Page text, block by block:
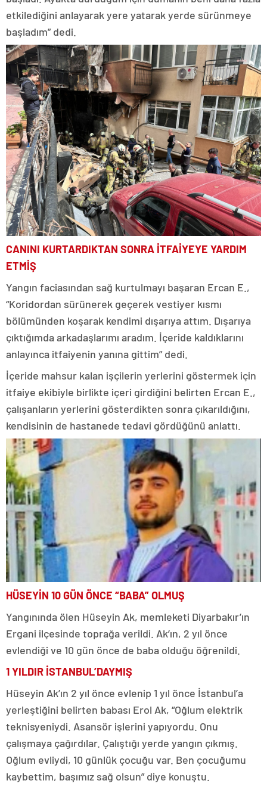
etkilediğini anlayarak yere yatarak yerde sürünmeye
başladım” dedi.
CANINI KURTARDIKTAN SONRA İTFAİYEYE YARDIM
ETMİŞ
Yangın faciasından sağ kurtulmayı başaran Ercan E.,
“Koridordan sürünerek geçerek vestiyer kısmı
bölümünden koşarak kendimi dışarıya attım. Dışarıya
çıktığımda arkadaşlarımı aradım. İçeride kaldıklarını
anlayınca itfaiyenin yanına gittim” dedi.
İçeride mahsur kalan işçilerin yerlerini göstermek için
itfaiye ekibiyle birlikte içeri girdiğini belirten Ercan E.,
çalışanların yerlerini gösterdikten sonra çıkarıldığını,
kendisinin de hastanede tedavi gördüğünü anlattı.
HÜSEYİN 10 GÜN ÖNCE “BABA” OLMUŞ
Yangınında ölen Hüseyin Ak, memleketi Diyarbakır’ın
Ergani ilçesinde toprağa verildi. Ak’ın, 2 yıl önce
evlendiği ve 10 gün önce de baba olduğu öğrenildi.
1 YILDIR İSTANBUL’DAYMIŞ
Hüseyin Ak’ın 2 yıl önce evlenip 1 yıl önce İstanbul’a
yerleştiğini belirten babası Erol Ak, “Oğlum elektrik
teknisyeniydi. Asansör işlerini yapıyordu. Onu
çalışmaya çağırdılar. Çalıştığı yerde yangın çıkmış.
Oğlum evliydi, 10 günlük çocuğu var. Ben çocuğumu
kaybettim, başımız sağ olsun” diye konuştu.